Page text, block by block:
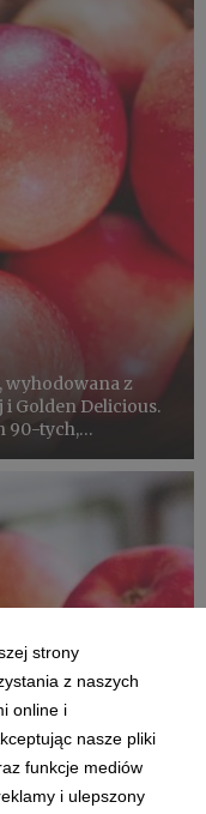
wyhodowana z
Golden Delicious.
90-tych,
strony
z naszych
online i
nasze pliki
funkcje mediów
i ulepszony